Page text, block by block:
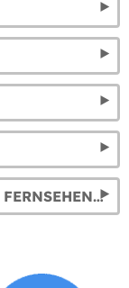
FILM UND SERIEN KOSTÜME AUS FERNSEHEN UND KINO